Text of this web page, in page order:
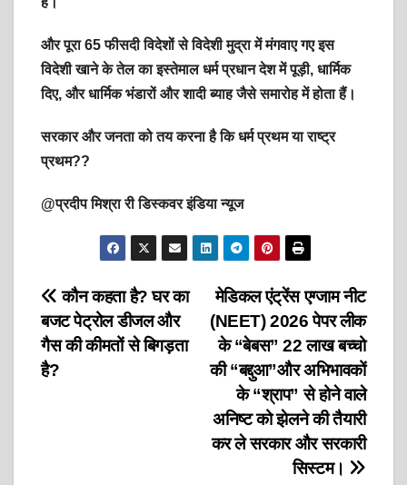
और पूरा 65 फीसदी विदेशों से विदेशी मुद्रा में मंगवाए गए इस
विदेशी खाने के तेल का इस्तेमाल धर्म प्रधान देश में पूड़ी, धार्मिक
दिए, और धार्मिक भंडारों और शादी ब्याह जैसे समारोह में होता हैं।
सरकार और जनता को तय करना है कि धर्म प्रथम या राष्ट्र
प्रथम??
@प्रदीप मिश्रा री डिस्कवर इंडिया न्यूज
Post
navigation
मेडिकल एंट्रेंस एग्जाम नीट
(NEET) 2026 पेपर लीक
के “बेबस” 22 लाख बच्चो
की “बद्दुआ”और अभिभावकों
के “श्राप” से होने वाले
अनिष्ट को झेलने की तैयारी
कर ले सरकार और सरकारी
सिस्टम।
कौन कहता है? घर का
बजट पेट्रोल डीजल और
गैस की कीमतों से बिगड़ता
है?